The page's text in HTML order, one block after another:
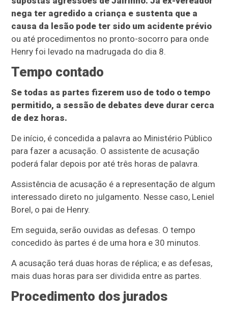
nega ter agredido a criança e sustenta que a
causa da lesão pode ter sido um acidente prévio
ou até procedimentos no pronto-socorro para onde
Henry foi levado na madrugada do dia 8.
Tempo contado
Se todas as partes fizerem uso de todo o tempo
permitido, a sessão de debates deve durar cerca
de dez horas.
De início, é concedida a palavra ao Ministério Público
para fazer a acusação. O assistente de acusação
poderá falar depois por até três horas de palavra.
Assistência de acusação é a representação de algum
interessado direto no julgamento. Nesse caso, Leniel
Borel, o pai de Henry.
Em seguida, serão ouvidas as defesas. O tempo
concedido às partes é de uma hora e 30 minutos.
A acusação terá duas horas de réplica; e as defesas,
mais duas horas para ser dividida entre as partes.
Procedimento dos jurados